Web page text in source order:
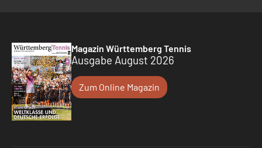
Magazin Württemberg Tennis
Ausgabe August 2026
Zum Online Magazin